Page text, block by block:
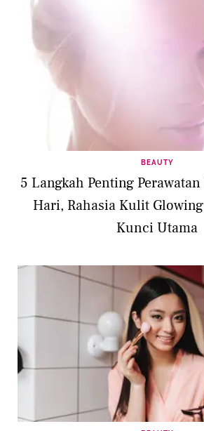
BEAUTY
5 Langkah Penting
Hari, Rahasia Kulit
Kunci Utama